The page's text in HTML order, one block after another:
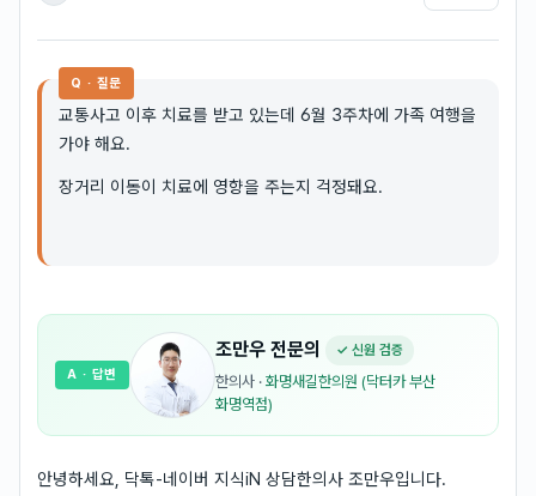
Q · 질문
교통사고 이후 치료를 받고 있는데 6월 3주차에 가족 여행을
가야 해요.
장거리 이동이 치료에 영향을 주는지 걱정돼요.
조만우 전문의 ✓ 신원 검증
한의사 · 화명새길한의원 (닥터카 부산
화명역점)
A · 답변
안녕하세요, 닥톡-네이버 지식iN 상담한의사 조만우입니다.